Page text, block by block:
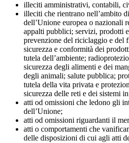
illeciti amministrativi, contabili,
illeciti che rientrano nell’ambito
dell’Unione europea o nazionali
appalti pubblici; servizi, prodotti
prevenzione del riciclaggio e del
sicurezza e conformità dei
tutela dell’ambiente;
sicurezza degli alimenti e dei
degli animali; salute pubblica;
tutela della vita privata e
sicurezza delle reti e dei sistemi
atti od omissioni che ledono gli
dell’Unione;
atti od omissioni riguardanti il
atti o comportamenti che
delle disposizioni di cui agli atti